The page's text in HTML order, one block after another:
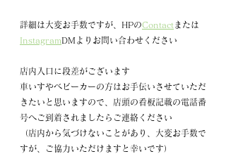
詳細は大変お手数ですが、HPのContact または
InstagramDMよりお問い合わせください
店内入口に段差がございます
車いすやベビーカーの方はお手伝いさせていただ
きたいと思いますので、店頭の看板記載の電話番
号へご到着されましたらご連絡ください
（店内から気づけないことがあり、大変お手数で
すが、ご協力いただけますと幸いです）